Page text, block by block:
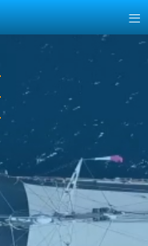
≡